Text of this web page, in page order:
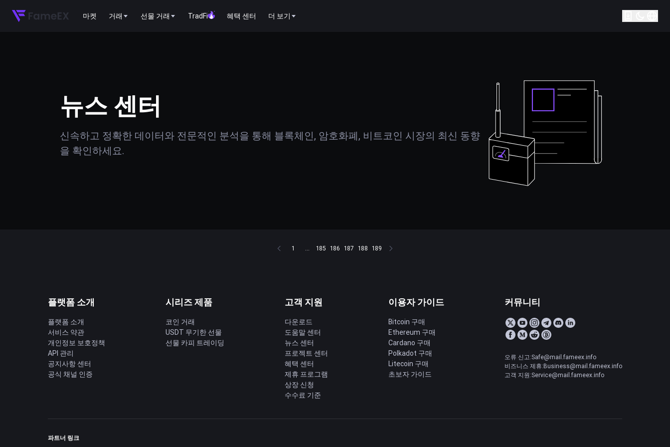
마켓 거래 선물 거래 TradFi 혜택 센터 더 보기
뉴스 센터
신속하고 정확한 데이터와 전문적인 분석을 통해 블록체인, 암호화폐, 비트코인 시장의 최신 동향
을 확인하세요.
1 ... 185 186 187 188 189
플랫폼 소개
플랫폼 소개
서비스 약관
개인정보 보호정책
API 관리
공지사항 센터
공식 채널 인증
시리즈 제품
코인 거래
USDT 무기한 선물
선물 카피 트레이딩
고객 지원
다운로드
도움말 센터
뉴스 센터
프로젝트 센터
혜택 센터
제휴 프로그램
상장 신청
수수료 기준
이용자 가이드
Bitcoin 구매
Ethereum 구매
Cardano 구매
Polkadot 구매
Litecoin 구매
초보자 가이드
커뮤니티
오류 신고:Safe@mail.fameex.info
비즈니스 제휴:Business@mail.fameex.info
고객 지원:Service@mail.fameex.info
파트너 링크